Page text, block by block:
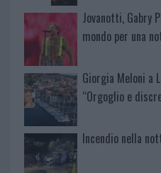
Jovanotti, Gabry
mondo per una
Giorgia Meloni a
“Orgoglio e
Incendio nella